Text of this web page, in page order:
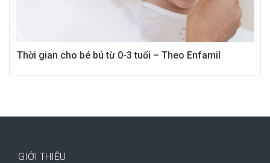
Thời gian cho bé bú từ 0-3 tuổi – Theo Enfamil
GIỚI THIỆU